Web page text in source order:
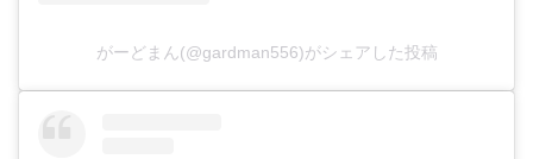
がーどまん(@gardman556)がシェアした投稿